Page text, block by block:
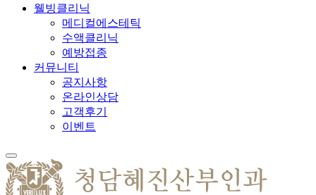
웰빙클리닉
메디컬에스테틱
수액클리닉
예방접종
커뮤니티
공지사항
온라인상담
고객후기
이벤트